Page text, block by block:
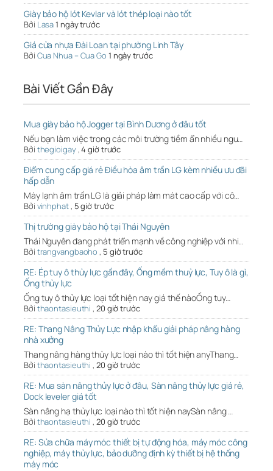
Giày bảo hộ lót Kevlar và lót thép loại nào tốt
Bởi Lasa1 ngày trước
Giá cửa nhựa Đài Loan tại phường Linh Tây
Bởi Cua Nhua – Cua Go 1 ngày trước
Bài Viết Gần Đây
Mua giày bảo hộ Jogger tại Bình Dương ở đâu tốt
Nếu bạn làm việc trong các môi trường tiềm ẩn nhiều ngu…
Bởi thegioigay,4 giờ trước
Điểm cung cấp giá rẻ Điều hòa âm trần LG kèm nhiều ưu đãi
hấp dẫn
Máy lạnh âm trần LG là giải pháp làm mát cao cấp với cô…
Bởi vinhphat, 5 giờ trước
Thị trường giày bảo hộ tại Thái Nguyên
Thái Nguyên đang phát triển mạnh về công nghiệp với nhi…
Bởi trangvangbaoho , 5 giờ trước
RE: Ép tuy ô thủy lực gần đây, Ống mềm thuỷ lực, Tuy ô là gì,
Ống thủy lực
Ống tuy ô thủy lực loại tốt hiện nay giá thế nàoỐng tuy…
Bởi thaontasieuthi , 20 giờ trước
RE: Thang Nâng Thủy Lực nhập khẩu giải pháp nâng hàng
nhà xưởng
Thang nâng hàng thủy lực loại nào thì tốt hiện anyThang…
Bởi thaontasieuthi , 20 giờ trước
RE: Mua sàn nâng thủy lực ở đâu, Sàn nâng thủy lực giá rẻ,
Dock leveler giá tốt
Sàn nâng hạ thủy lực loại nào thì tốt hiện naySàn nâng …
Bởi thaontasieuthi , 20 giờ trước
RE: Sửa chữa máy móc thiết bị tự động hóa, máy móc công
nghiệp, máy thủy lực, bảo dưỡng định kỳ thiết bị hệ thống
máy móc